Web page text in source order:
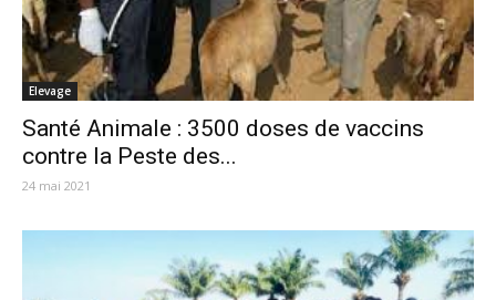
Elevage
Santé Animale : 3500 doses de vaccins
contre la Peste des...
24 mai 2021